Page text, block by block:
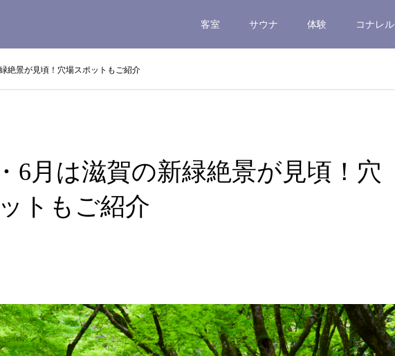
客室 サウナ 体験 コナレル
絶景が見頃！穴場スポットもご紹介
6月は滋賀の新緑絶景が見頃！穴
トもご紹介